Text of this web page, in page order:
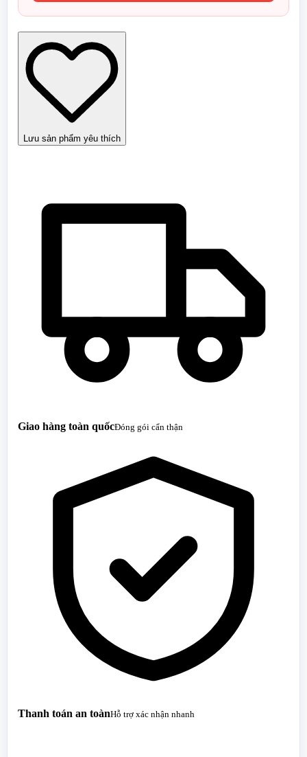
Venus
Virus
tập
-
Suzumi
Atsushi
Lưu sản phẩm yêu thích
Giao hàng toàn quốcĐóng gói cẩn thận
Thanh toán an toànHỗ trợ xác nhận nhanh